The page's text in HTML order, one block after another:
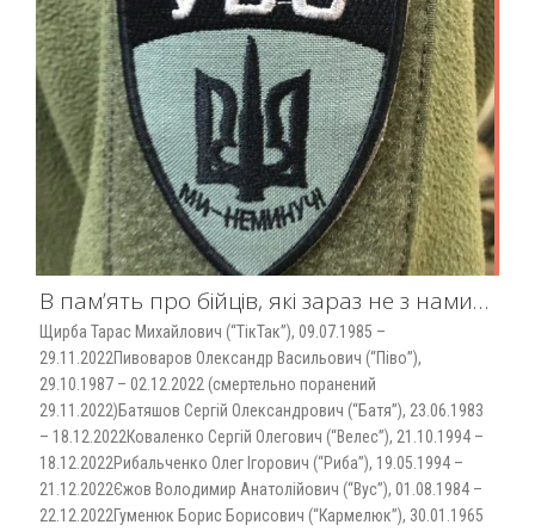
В памʼять про бійців, які зараз не з нами…
Щирба Тарас Михайлович (“ТікТак”), 09.07.1985 –
29.11.2022Пивоваров Олександр Васильович (“Піво”),
29.10.1987 – 02.12.2022 (смертельно поранений
29.11.2022)Батяшов Сергій Олександрович (“Батя”), 23.06.1983
– 18.12.2022Коваленко Сергій Олегович (“Велес”), 21.10.1994 –
18.12.2022Рибальченко Олег Ігорович (“Риба”), 19.05.1994 –
21.12.2022Єжов Володимир Анатолійович (“Вус”), 01.08.1984 –
22.12.2022Гуменюк Борис Борисович (“Кармелюк”), 30.01.1965